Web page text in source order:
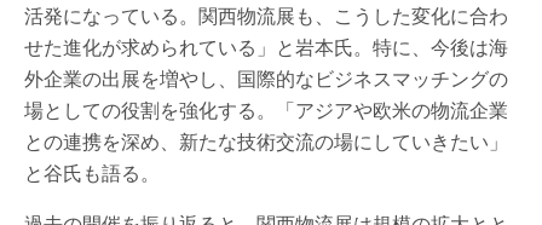
活発になっている。関西物流展も、こうした変化に合わ
せた進化が求められている」と岩本氏。特に、今後は海
外企業の出展を増やし、国際的なビジネスマッチングの
場としての役割を強化する。「アジアや欧米の物流企業
との連携を深め、新たな技術交流の場にしていきたい」
と谷氏も語る。